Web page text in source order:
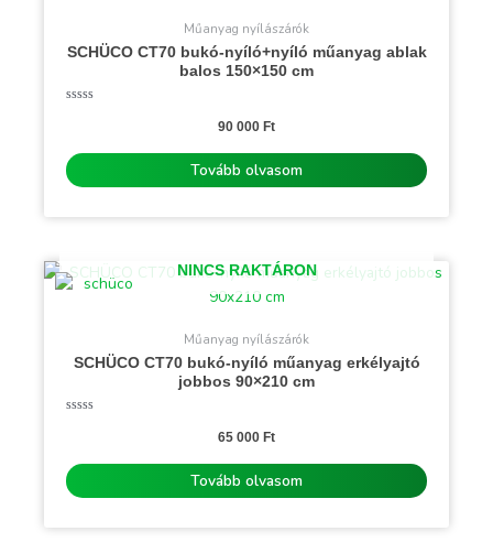
Műanyag nyílászárók
SCHÜCO CT70 bukó-nyíló+nyíló műanyag ablak
balos 150×150 cm
90 000 Ft
Tovább olvasom
NINCS RAKTÁRON
Műanyag nyílászárók
SCHÜCO CT70 bukó-nyíló műanyag erkélyajtó
jobbos 90×210 cm
65 000 Ft
Tovább olvasom